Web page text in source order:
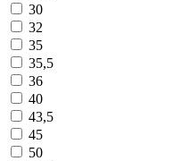
30
32
35
35,5
36
40
43,5
45
50